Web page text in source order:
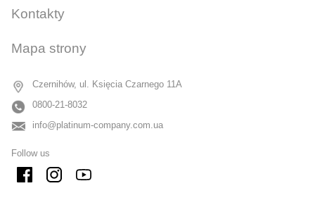
Kontakty
Mapa strony
Czernihów, ul. Księcia Czarnego 11A
0800-21-8032
info@platinum-company.com.ua
Follow us